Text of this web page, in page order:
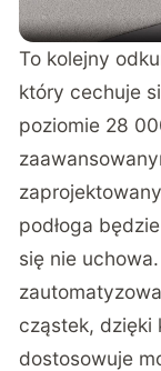
To kolejny
który cechuje
poziomie 28
podłoga
się nie
cząstek, dzięki
dostosowuje